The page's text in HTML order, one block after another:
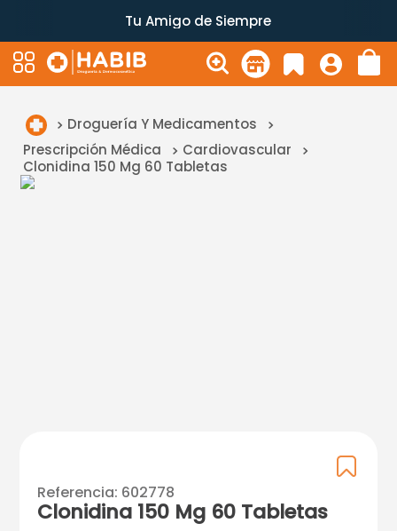
Tu Amigo de Siempre
Droguería Y Medicamentos
Prescripción Médica
Cardiovascular
Clonidina 150 Mg 60 Tabletas
Referencia: 602778
Clonidina 150 Mg 60 Tabletas